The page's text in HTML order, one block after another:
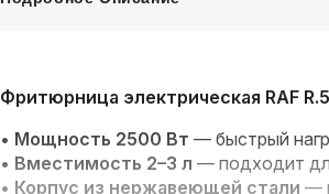
Фритюрница электрическая RAF
• Мощность 2500 Вт — быстрый
• Вместимость 2–3 л — подходит
• Корпус из нержавеющей стали —